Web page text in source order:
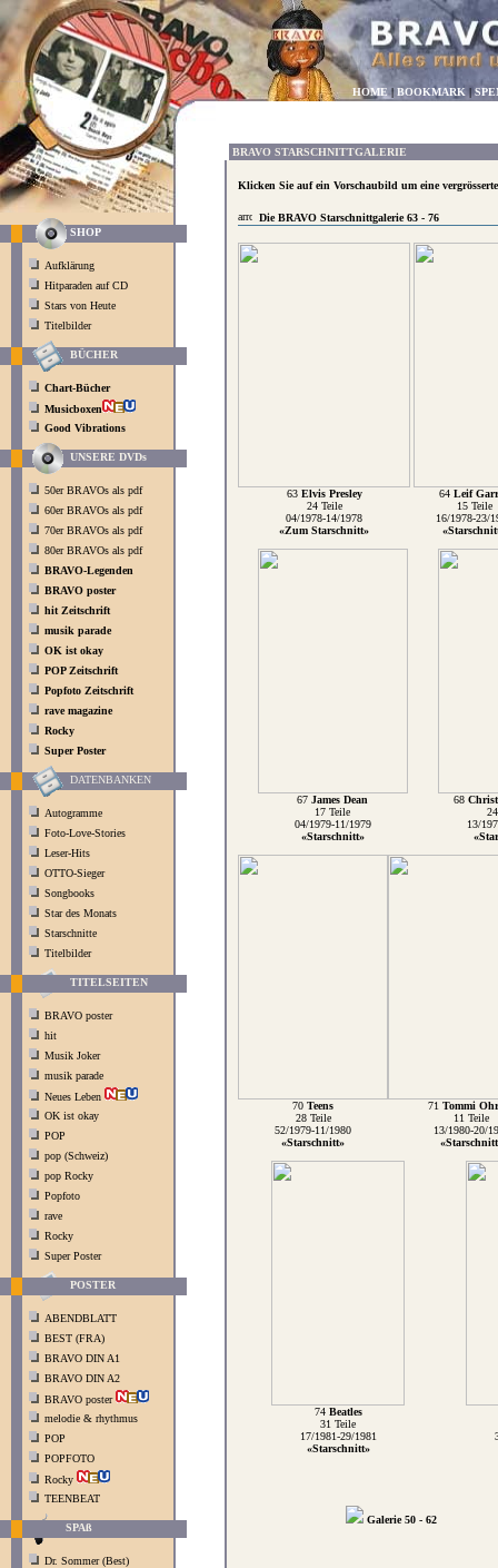
HOME | BOOKMARK |
SHOP
Aufklärung
Hitparaden auf CD
Stars von Heute
Titelbilder
BÜCHER
Chart-Bücher
Musicboxen
Good Vibrations
UNSERE DVDs
50er BRAVOs als pdf
60er BRAVOs als pdf
70er BRAVOs als pdf
80er BRAVOs als pdf
BRAVO-Legenden
BRAVO poster
hit Zeitschrift
musik parade
OK ist okay
POP Zeitschrift
Popfoto Zeitschrift
rave magazine
Rocky
Super Poster
DATENBANKEN
Autogramme
Foto-Love-Stories
Leser-Hits
OTTO-Sieger
Songbooks
Star des Monats
Starschnitte
Titelbilder
TITELSEITEN
BRAVO poster
hit
Musik Joker
musik parade
Neues Leben
OK ist okay
POP
pop (Schweiz)
pop Rocky
Popfoto
rave
Rocky
Super Poster
POSTER
ABENDBLATT
BEST (FRA)
BRAVO DIN A1
BRAVO DIN A2
BRAVO poster
melodie & rhythmus
POP
POPFOTO
Rocky
TEENBEAT
SPAß
Dr. Sommer (Best)
BRAVO STARSCHNITTGALERIE
Klicken Sie auf ein Vorschaubild um eine
Die BRAVO Starschnittgalerie 63 - 76
63 Elvis Presley 64 Leif
24 Teile
15 Teile
04/1978-14/1978
16/1978-23/
«Zum Starschnitt»
67 James Dean 68
17 Teile
04/1979-11/1979
13/
«Starschnitt»
70 Teens 71 Tommi
28 Teile
11 Teile
52/1979-11/1980
13/1980-20/
«Starschnitt»
74 Beatles
31 Teile
17/1981-29/1981
«Starschnitt»
Galerie 50 - 62